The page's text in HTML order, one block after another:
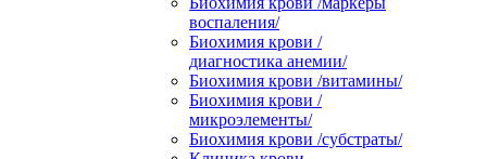
воспаления/
Биохимия крови /
диагностика анемии/
Биохимия крови /витамины/
Биохимия крови /
микроэлементы/
Биохимия крови /субстраты/